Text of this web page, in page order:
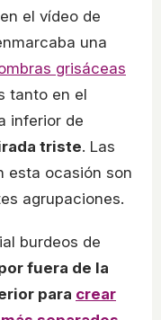
el vídeo de
una
grisáceas
tanto en el
inferior de
triste. Las
esta ocasión son
agrupaciones.
burdeos de
fuera de la
para crear